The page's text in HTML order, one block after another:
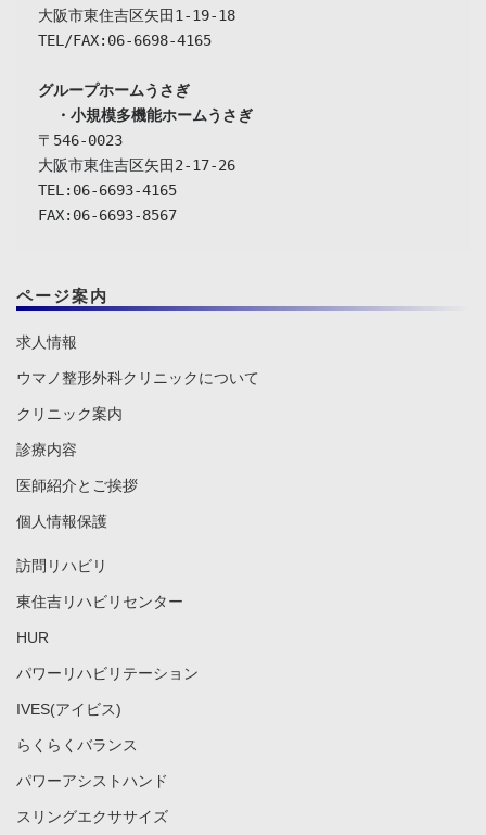
大阪市東住吉区矢田1-19-18
TEL/FAX:06-6698-4165
グループホームうさぎ
  ・小規模多機能ホームうさぎ
〒546-0023
大阪市東住吉区矢田2-17-26
TEL:06-6693-4165
FAX:06-6693-8567
ページ案内
求人情報
ウマノ整形外科クリニックについて
クリニック案内
診療内容
医師紹介とご挨拶
個人情報保護
訪問リハビリ
東住吉リハビリセンター
HUR
パワーリハビリテーション
IVES(アイビス)
らくらくバランス
パワーアシストハンド
スリングエクササイズ